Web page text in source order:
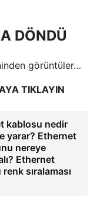
DÖNDÜ
görüntüler…
TIKLAYIN
kablosu nedir
yarar? Ethernet
nereye
Ethernet
sıralaması